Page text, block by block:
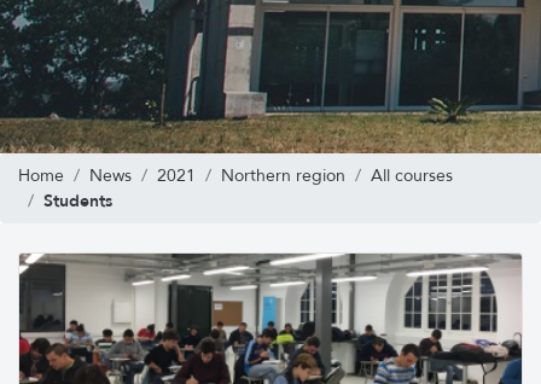
Home News 2021 Northern region All courses
Students